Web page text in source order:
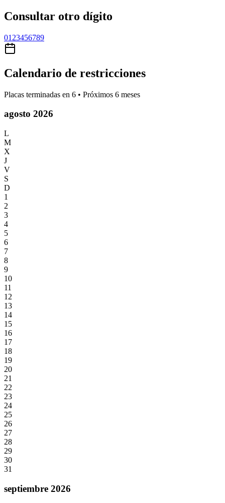
Consultar otro dígito
01 23456789
Calendario de restricciones
Placas terminadas en 6 • Próximos 6 meses
agosto 2026
L
M
X
J
V
S
D
1
2
3
4
5
6
7
8
9
10
11
12
13
14
15
16
17
18
19
20
21
22
23
24
25
26
27
28
29
30
31
septiembre 2026